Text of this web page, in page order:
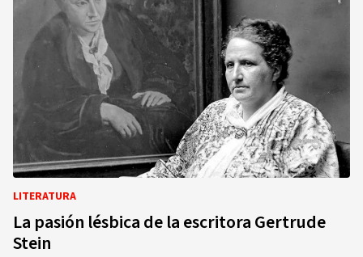
LITERATURA
La pasión lésbica de la escritora Gertrude
Stein